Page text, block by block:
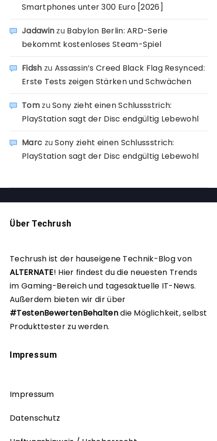
Smartphones unter 300 Euro [2026]
Jadawin zu Babylon Berlin: ARD-Serie
bekommt kostenloses Steam-Spiel
Fidsh zu Assassin’s Creed Black Flag Resynced:
Erste Tests zeigen Stärken und Schwächen
TomzuSony zieht einen Schlussstrich:
PlayStation sagt der Disc endgültig Lebewohl
Marc zuSony zieht einen Schlussstrich:
PlayStation sagt der Disc endgültig Lebewohl
Über Techrush
Techrush ist der hauseigene Technik-Blog von
ALTERNATE! Hier findest du die neuesten Trends
im Gaming-Bereich und tagesaktuelle IT-News.
Außerdem bieten wir dir über
#TestenBewertenBehaltendie Möglichkeit, selbst
Produkttester zu werden.
Impressum
Impressum
Datenschutz